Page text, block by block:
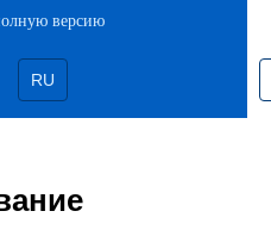
версию
RU